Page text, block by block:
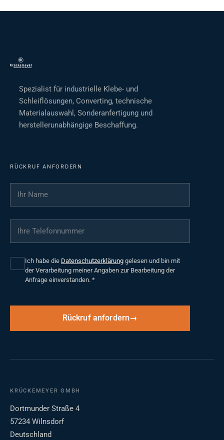
Spezialist für industrielle Klebe- und
Schleiflösungen, Converting, technische
Materialauswahl, Sonderanfertigung und
herstellerunabhängige Beschaffung.
RÜCKRUF ANFORDERN
Ihr Name
Ihre Telefonnummer
Ich habe die Datenschutzerklärung gelesen und bin mit
der Verarbeitung meiner Angaben zur Bearbeitung der
Anfrage einverstanden. *
Rückruf anfordern
KRÜCKEMEYER GMBH
Dortmunder Straße 4
57234 Wilnsdorf
Deutschland